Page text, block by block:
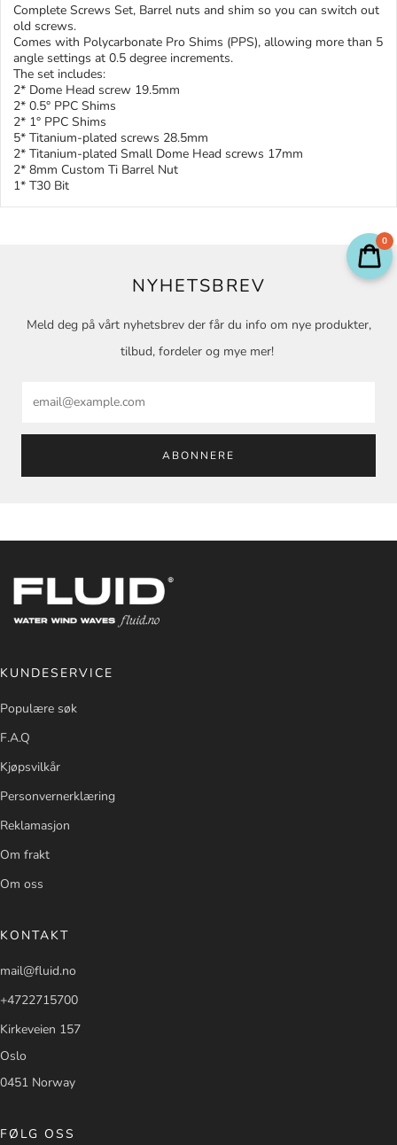
Complete Screws Set, Barrel nuts and shim so you can switch out
old screws.
Comes with Polycarbonate Pro Shims (PPS), allowing more than 5
angle settings at 0.5 degree increments.
The set includes:
2* Dome Head screw 19.5mm
2* 0.5° PPC Shims
2* 1° PPC Shims
5* Titanium-plated screws 28.5mm
2* Titanium-plated Small Dome Head screws 17mm
2* 8mm Custom Ti Barrel Nut
1* T30 Bit
NYHETSBREV
Meld deg på vårt nyhetsbrev der får du info om nye produkter,
tilbud, fordeler og mye mer!
ABONNERE
KUNDESERVICE
Populære søk
F.A.Q
Kjøpsvilkår
Personvernerklæring
Reklamasjon
Om frakt
Om oss
KONTAKT
mail@fluid.no
+4722715700
Kirkeveien 157
Oslo
0451 Norway
FØLG OSS
0